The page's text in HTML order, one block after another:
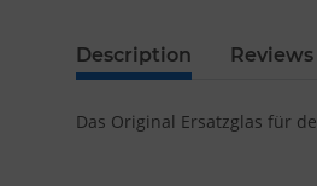
Description Reviews
Das Original Ersatzglas für